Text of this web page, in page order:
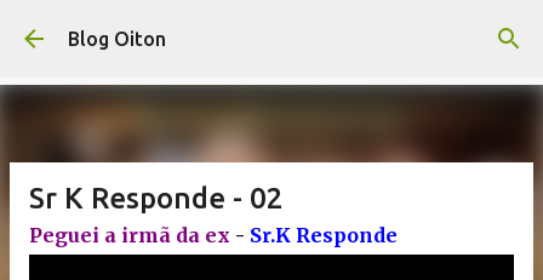
Pular para o conteúdo principal
Blog Oiton
Sr K Responde - 02
Peguei a irmã da ex - Sr.K Responde